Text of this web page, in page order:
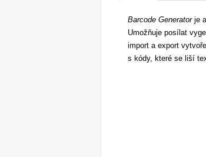
Barcode Generatorje
Umožňuje posílat
import a export
s kódy, které se liší